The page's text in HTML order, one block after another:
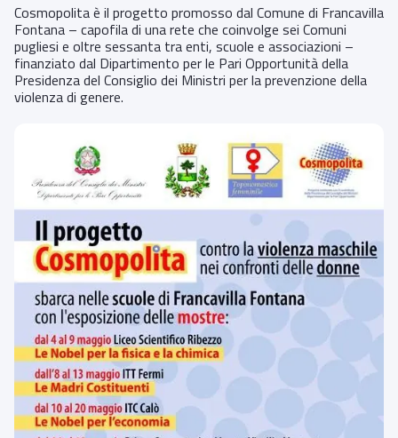
Cosmopolita è il progetto promosso dal Comune di Francavilla
Fontana – capofila di una rete che coinvolge sei Comuni
pugliesi e oltre sessanta tra enti, scuole e associazioni –
finanziato dal Dipartimento per le Pari Opportunità della
Presidenza del Consiglio dei Ministri per la prevenzione della
violenza di genere.